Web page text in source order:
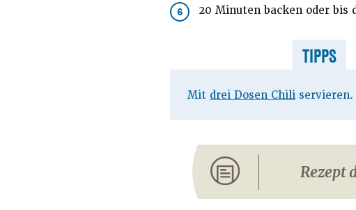
6 20 Minuten backen oder
TIPPS
Mit drei Dosen Chili servieren.
Rezept